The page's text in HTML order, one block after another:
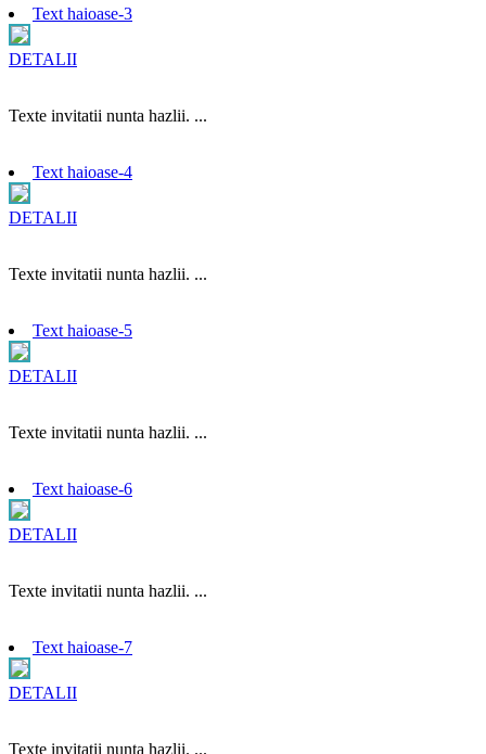
Text haioase-3
DETALII
Texte invitatii nunta hazlii. ...
Text haioase-4
DETALII
Texte invitatii nunta hazlii. ...
Text haioase-5
DETALII
Texte invitatii nunta hazlii. ...
Text haioase-6
DETALII
Texte invitatii nunta hazlii. ...
Text haioase-7
DETALII
Texte invitatii nunta hazlii. ...